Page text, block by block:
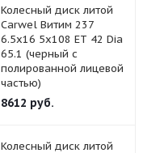
Колесный диск литой
Carwel Витим 237
6.5x16 5x108 ET 42 Dia
65.1 (черный с
полированной лицевой
частью)
8612 руб.
Колесный диск литой